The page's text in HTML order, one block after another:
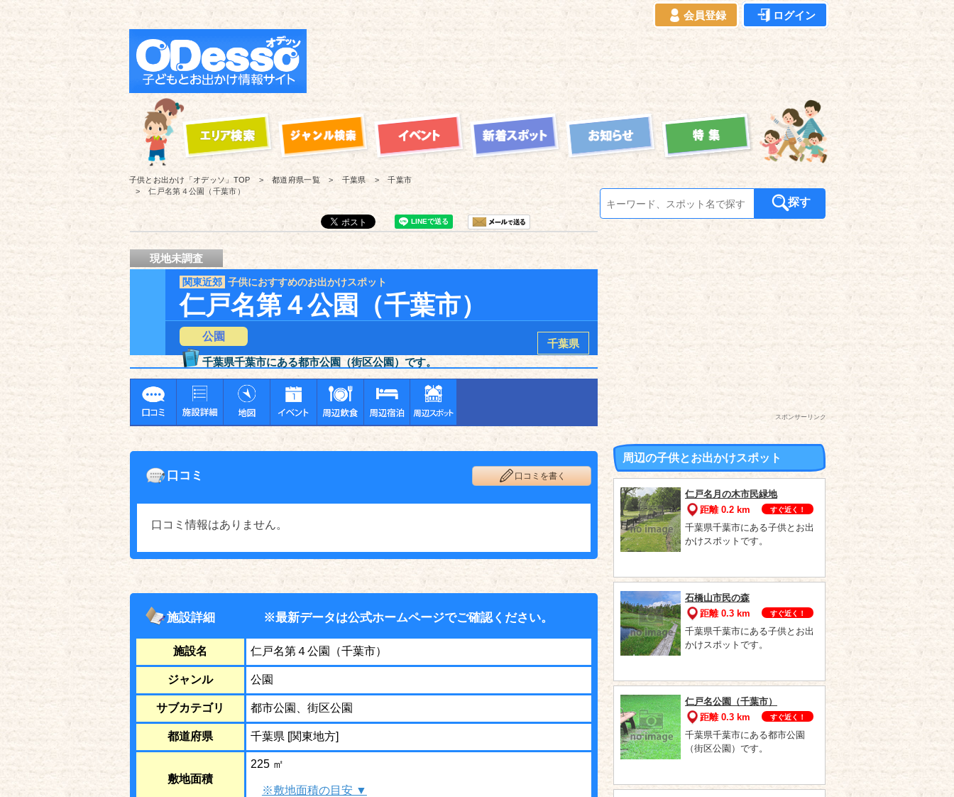
会員登録 ログイン
子供とお出かけ「オデッソ」 TOP 都道府県一覧 千葉県
千葉市
仁戸名第４公園（千葉市）
探す
現地未調査
関東近郊 子供におすすめのお出かけスポット
仁戸名第４公園（千葉市）
公園
千葉県
千葉県千葉市にある都市公園（街区公園）です。
口コミ 口コミを書く
口コミ情報はありません。
施設詳細 ※最新データは公式ホームページでご確認ください。
施設名 仁戸名第４公園（千葉市）
ジャンル 公園
サブカテゴリ 都市公園、街区公園
都道府県 千葉県 [関東地方]
敷地面積
225 ㎡
※敷地面積の目安 ▼
スポンサーリンク
周辺の子供とお出かけスポット
仁戸名月の木市民緑地
距離 0.2 km
すぐ近く！
千葉県千葉市にある子供とお出
かけスポットです。
石橋山市民の森
距離 0.3 km
すぐ近く！
千葉県千葉市にある子供とお出
かけスポットです。
仁戸名公園（千葉市）
距離 0.3 km
すぐ近く！
千葉県千葉市にある都市公園
（街区公園）です。